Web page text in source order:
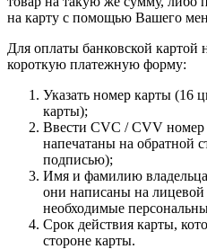
на карту с помощью Вашего
Для оплаты банковской картой
короткую платежную форму:
Указать номер карты (16
карты);
Ввести CVC / CVV
напечатаны на обратной
подписью);
Имя и фамилию
они написаны на лицевой
необходимые
Срок действия карты,
стороне карты.